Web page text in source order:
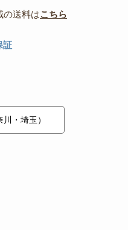
の送料はこちら
証
・埼玉）